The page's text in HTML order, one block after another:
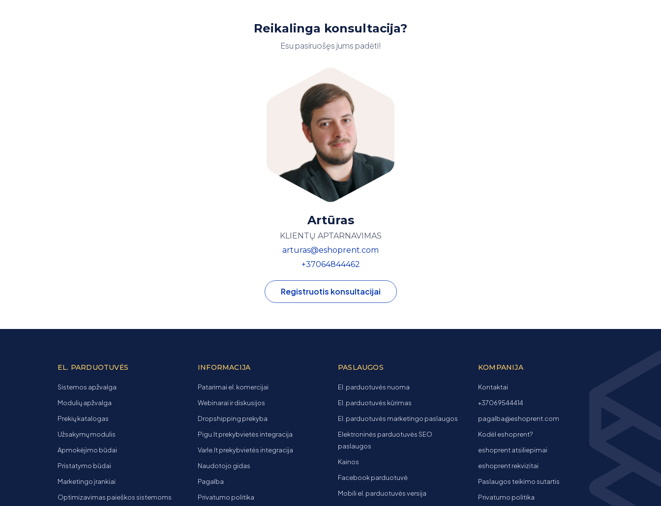
Reikalinga konsultacija?
Esu pasiruošęs jums padėti!
Artūras
KLIENTŲ APTARNAVIMAS
arturas@eshoprent.com
+37064844462
Registruotis konsultacijai
EL. PARDUOTUVĖS
Sistemos apžvalga
Modulių apžvalga
Prekių katalogas
Užsakymų modulis
Apmokėjimo būdai
Pristatymo būdai
Marketingo įrankiai
Optimizavimas paieškos sistemoms
INFORMACIJA
Patarimai el. komercijai
Webinarai ir diskusijos
Dropshipping prekyba
Pigu.lt prekybvietės integracija
Varle.lt prekybvietės integracija
Naudotojo gidas
Pagalba
Privatumo politika
PASLAUGOS
El. parduotuvės nuoma
El. parduotuvės kūrimas
El. parduotuvės marketingo paslaugos
Elektroninės parduotuvės SEO
paslaugos
Kainos
Facebook parduotuvė
Mobili el. parduotuvės versija
KOMPANIJA
Kontaktai
+37069544414
pagalba@eshoprent.com
Kodėl eshoprent?
eshoprent atsiliepimai
eshoprent rekvizitai
Paslaugos teikimo sutartis
Privatumo politika